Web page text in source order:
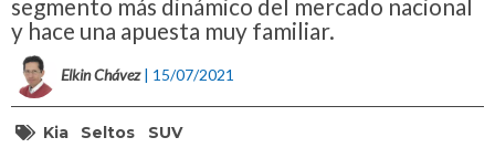
segmento más dinámico del mercado nacional
y hace una apuesta muy familiar.
Elkin Chávez | 15/07/2021
Kia Seltos SUV